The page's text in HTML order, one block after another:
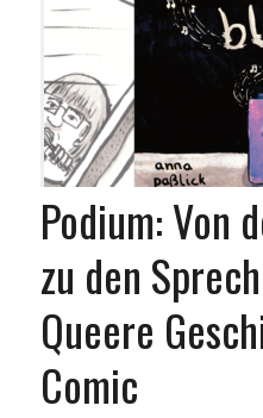
Podium: Von
zu den
Queere
Comic